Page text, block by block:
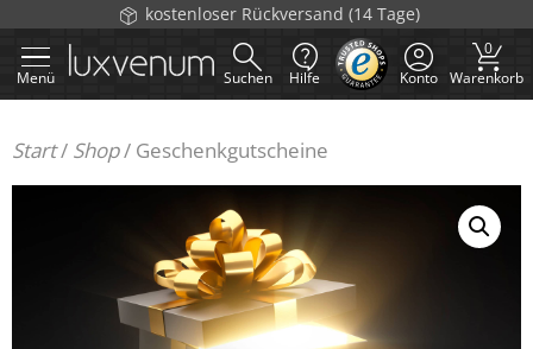
Inhalt
springen
kostenloser Rückversand (14 Tage)
Menü Suchen Hilfe Konto
0
Warenkorb
Start/ Shop/ Geschenkgutscheine